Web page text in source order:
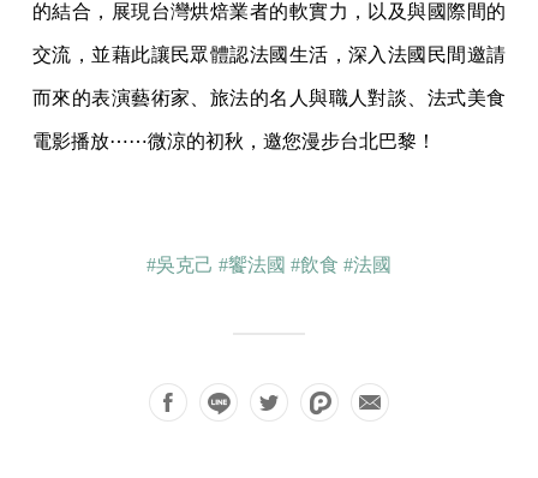
的結合，展現台灣烘焙業者的軟實力，以及與國際間的
交流，並藉此讓民眾體認法國生活，深入法國民間邀請
而來的表演藝術家、旅法的名人與職人對談、法式美食
電影播放⋯⋯微涼的初秋，邀您漫步台北巴黎！
#吳克己 #饗法國 #飲食 #法國